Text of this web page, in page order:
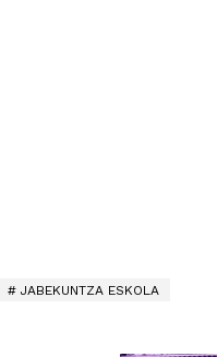
JABEKUNTZA ESKOLA